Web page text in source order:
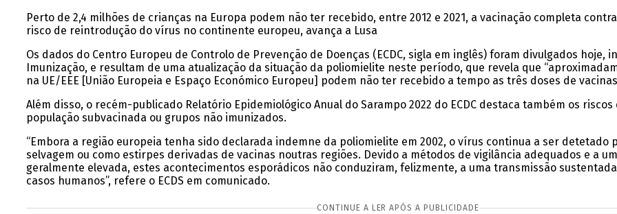
Perto de 2,4 milhões de crianças na Europa podem não ter recebido, entre 2012 e 2021, a vacinação completa
risco de reintrodução do vírus no continente europeu, avança a Lusa
Os dados do Centro Europeu de Controlo de Prevenção de Doenças (ECDC, sigla em inglês) foram divulgados hoje,
Imunização, e resultam de uma atualização da situação da poliomielite neste período, que revela que
na UE/EEE [União Europeia e Espaço Económico Europeu] podem não ter recebido a tempo as três doses de
Além disso, o recém-publicado Relatório Epidemiológico Anual do Sarampo 2022 do ECDC destaca também os
população subvacinada ou grupos não imunizados.
“Embora a região europeia tenha sido declarada indemne da poliomielite em 2002, o vírus continua a ser detetado
selvagem ou como estirpes derivadas de vacinas noutras regiões. Devido a métodos de vigilância adequados e a
geralmente elevada, estes acontecimentos esporádicos não conduziram, felizmente, a uma transmissão
casos humanos”, refere o ECDS em comunicado.
CONTINUE A LER APÓS A PUBLICIDADE